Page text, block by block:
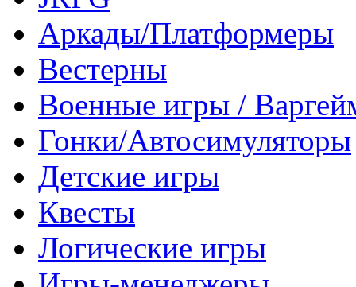
Аркады/Платформеры
Вестерны
Военные игры /
Гонки/Автосимуляторы
Детские игры
Квесты
Логические игры